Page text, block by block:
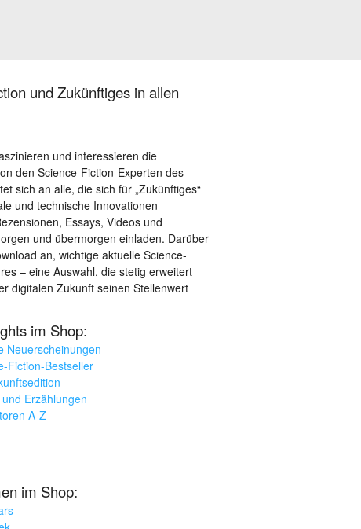
und Zukünftiges in allen
und interessieren die
den Science-Fiction-Experten des
sich an alle, die sich für „Zukünftiges“
und technische Innovationen
Essays, Videos und
und übermorgen einladen. Darüber
an, wichtige aktuelle Science-
– eine Auswahl, die stetig erweitert
digitalen Zukunft seinen Stellenwert
im Shop:
Neuerscheinungen
Fiction-Bestseller
Erzählungen
A-Z
im Shop: